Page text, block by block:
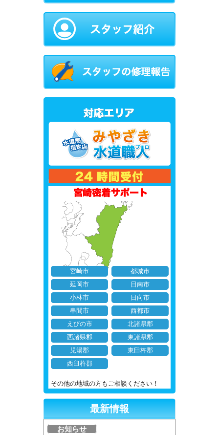
宮崎市
都城市
延岡市
日南市
小林市
日向市
串間市
西都市
えびの市
北諸県郡
西諸県郡
東諸県郡
児湯郡
東臼杵郡
西臼杵郡
その他の地域の方もご相談ください！
最新情報
お知らせ